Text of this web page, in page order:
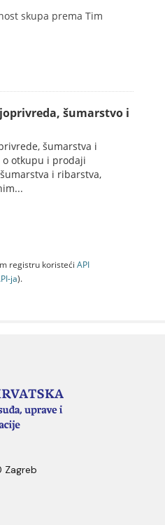
skupa prema Tim
šumarstvo i
šumarstva i
otkupu i prodaji
i ribarstva,
registru koristeći API
jа).